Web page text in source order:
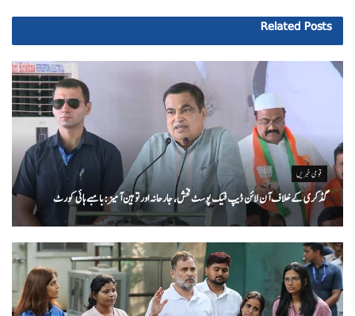
Related Posts
قومی خبریں
گڈکری کے خلاف آن لائن ڈیپ فیک پوسٹ فحش، جارحانہ اور توہین آمیز:بامبے ہائی کورٹ